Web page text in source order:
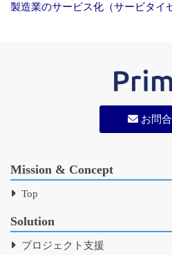
製造業のサービス化（サービタイ
お問
Mission & Concept
Top
Solution
プロジェクト支援